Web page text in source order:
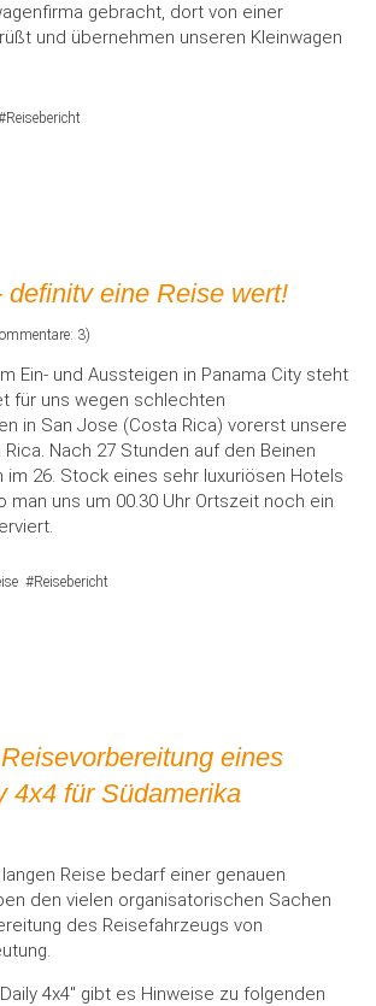
gebracht, dort von einer
und übernehmen unseren Kleinwagen
Reisebericht
definitv eine Reise wert!
3)
Ein- und Aussteigen in Panama City steht
für uns wegen schlechten
in San Jose (Costa Rica) vorerst unsere
Nach 27 Stunden auf den Beinen
im 26. Stock eines sehr luxuriösen Hotels
man uns um 00.30 Uhr Ortszeit noch ein
Reisebericht
eines
4x4 für Südamerika
Reise bedarf einer genauen
den vielen organisatorischen Sachen
des Reisefahrzeugs von
4x4" gibt es Hinweise zu folgenden